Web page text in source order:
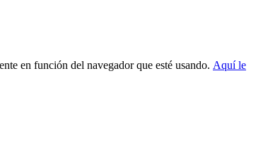
en función del navegador que esté usando. Aquí le